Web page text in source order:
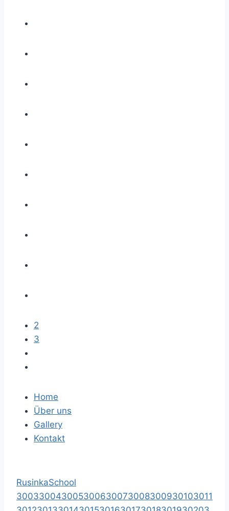
2
3
Home
Über uns
Gallery
Kontakt
RusinkaSchool
300330043005300630073008300930103011